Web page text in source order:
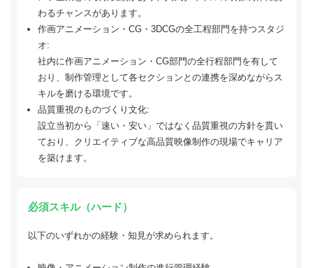
わるチャンスがあります。
作画アニメーション・CG・3DCGの全工程部門を持つスタジ
オ:
社内に作画アニメーション・CG部門の全行程部門を有して
おり、制作管理として各セクションとの連携を深めながらス
キルを磨ける環境です。
品質重視のものづくり文化:
設立当初から「速い・安い」ではなく品質重視の方針を貫い
ており、クリエイティブな高品質映像制作の現場でキャリア
を築けます。
必須スキル（ハード）
以下のいずれかの経験・知見が求められます。